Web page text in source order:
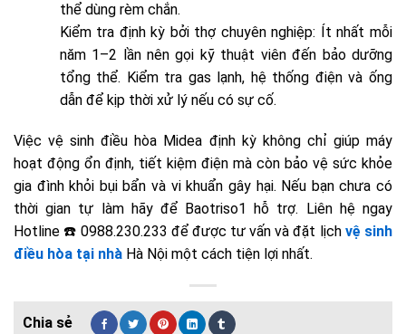
thể dùng rèm chắn.
Kiểm tra định kỳ bởi thợ chuyên nghiệp: Ít nhất mỗi
năm 1–2 lần nên gọi kỹ thuật viên đến bảo dưỡng
tổng thể. Kiểm tra gas lạnh, hệ thống điện và ống
dẫn để kịp thời xử lý nếu có sự cố.
Việc vệ sinh điều hòa Midea định kỳ không chỉ giúp máy
hoạt động ổn định, tiết kiệm điện mà còn bảo vệ sức khỏe
gia đình khỏi bụi bẩn và vi khuẩn gây hại. Nếu bạn chưa có
thời gian tự làm hãy để Baotriso1 hỗ trợ. Liên hệ ngay
Hotline ☎️ 0988.230.233 để được tư vấn và đặt lịch vệ sinh
điều hòa tại nhà Hà Nội một cách tiện lợi nhất.